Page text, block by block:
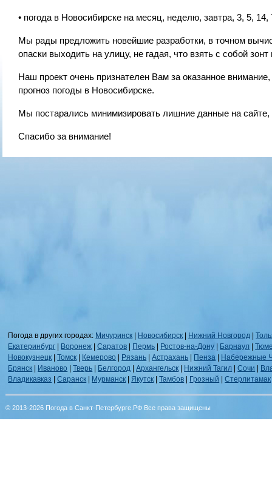
• погода в Новосибирске на месяц, неделю, завтра, 3, 5, 14,
Мы рады предложить новейшие разработки, в точном
опаски выходить на улицу, не гадая, что взять с собой
Наш проект очень признателен Вам за оказанное
прогноз погоды в Новосибирске.
Мы постарались минимизировать лишние данные на
Спасибо за внимание!
Погода в других городах: Мичуринск | Новосибирск | Нижний Новгород |
Екатеринбург | Воронеж |Саратов | Пермь | Ростов-на-Дону | Барнаул |
Новокузнецк |Томск | Кемерово | Рязань |Астрахань | Пенза | Набережные
Брянск | Иваново |Тверь | Белгород |Архангельск | Нижний Тагил |Сочи |
Владикавказ |Саранск | Мурманск | Якутск |Тамбов | Грозный |Стерлитамак
© 2013-2026 Погода в Санкт-Петербурге.РФ Все права защищены